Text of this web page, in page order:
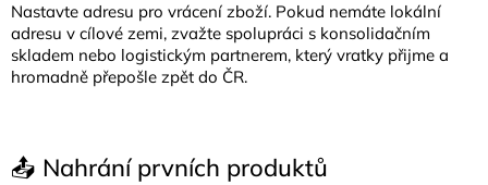
Nastavte adresu pro vrácení zboží. Pokud nemáte lokální
adresu v cílové zemi, zvažte spolupráci s konsolidačním
skladem nebo logistickým partnerem, který vratky přijme a
hromadně přepošle zpět do ČR.
📤 Nahrání prvních produktů